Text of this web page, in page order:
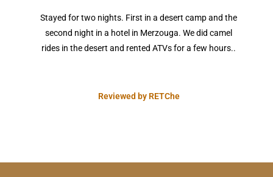
Stayed for two nights. First in a desert camp and the
second night in a hotel in Merzouga. We did camel
rides in the desert and rented ATVs for a few hours..
Reviewed by RETChe